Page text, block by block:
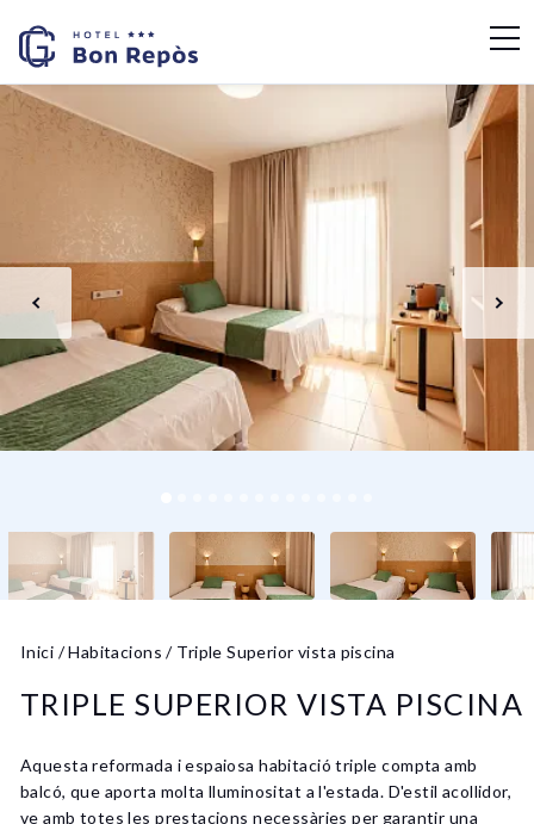
Inici /Habitacions / Triple Superior vista piscina
TRIPLE SUPERIOR VISTA PISCINA
Aquesta reformada i espaiosa habitació triple compta amb
balcó, que aporta molta lluminositat a l'estada. D'estil acollidor,
ve amb totes les prestacions necessàries per garantir una